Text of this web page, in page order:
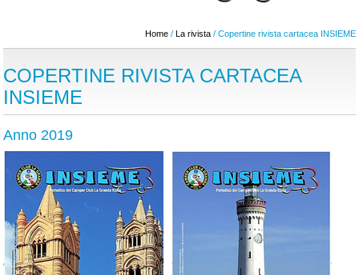
Home/ La rivista/ Copertine rivista cartacea INSIEME
COPERTINE RIVISTA CARTACEA
INSIEME
Anno 2019